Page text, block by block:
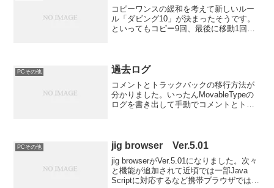
コピーワンスの緩和を考えて新しいルー
ル「ダビング10」が決まったそうです。
といってもコピー9回、最後に移動1回と
あるでしょうか。HD...
PCその他 過去ログ
コメントとトラックバックの移行方法が
分かりました。いったんMovableTypeの
ログを書き出して手動でコメントとトラ
してきます。それでもが...
PCその他 jig browser Ver.5.01
jig browserがVer.5.01になりました。次々
と機能が追加されて近頃では一部Java
Scriptに対応するなど携帯ブラウザでは最